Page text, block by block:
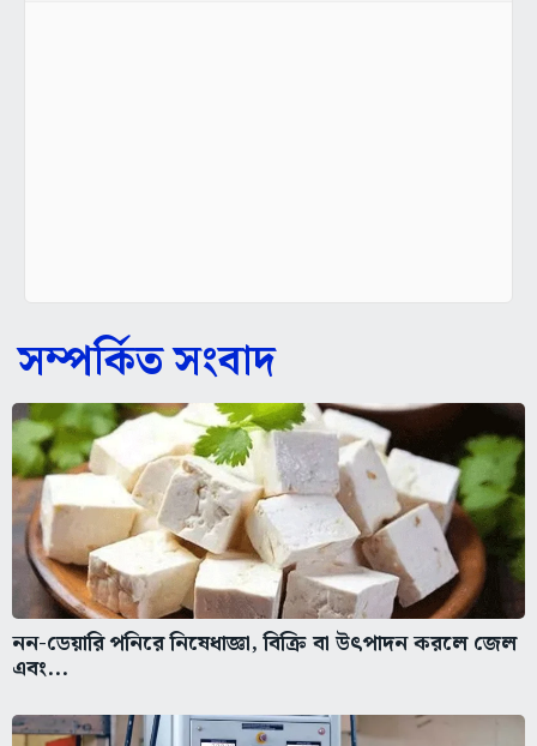
সম্পর্কিত সংবাদ
নন-ডেয়ারি পনিরে নিষেধাজ্ঞা, বিক্রি বা উৎপাদন করলে জেল
এবং...